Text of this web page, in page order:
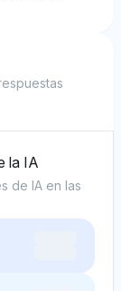
la IA
de IA en las